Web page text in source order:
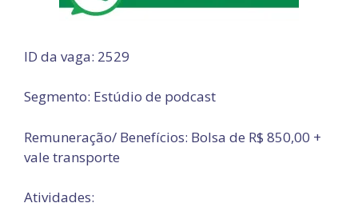
ID da vaga: 2529
Segmento: Estúdio de podcast
Remuneração/ Benefícios: Bolsa de R$ 850,00 +
vale transporte
Atividades: